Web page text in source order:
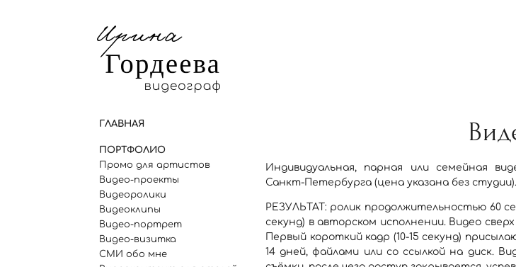
ГЛАВНАЯ
ПОРТФОЛИО
Промо для артистов
Видео-проекты
Видеоролики
Видеоклипы
Видео-портрет
Видео-визитка
СМИ обо мне
Индивидуальная, парная или семейная
Санкт-Петербурга (цена указана без студии).
РЕЗУЛЬТАТ: ролик продолжительностью 60
секунд) в авторском исполнении. Видео
Первый короткий кадр (10-15 секунд)
14 дней, файлами или со ссылкой на диск.